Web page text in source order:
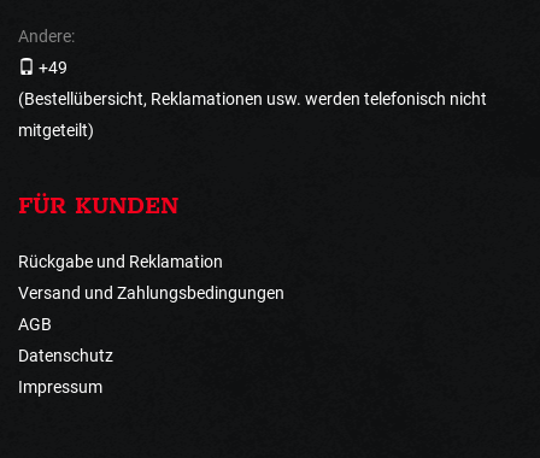
Andere:
+49
(Bestellübersicht, Reklamationen usw. werden telefonisch nicht
mitgeteilt)
FÜR KUNDEN
Rückgabe und Reklamation
Versand und Zahlungsbedingungen
AGB
Datenschutz
Impressum